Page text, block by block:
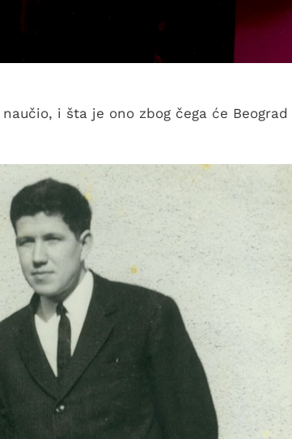
i šta je ono zbog čega će Beograd